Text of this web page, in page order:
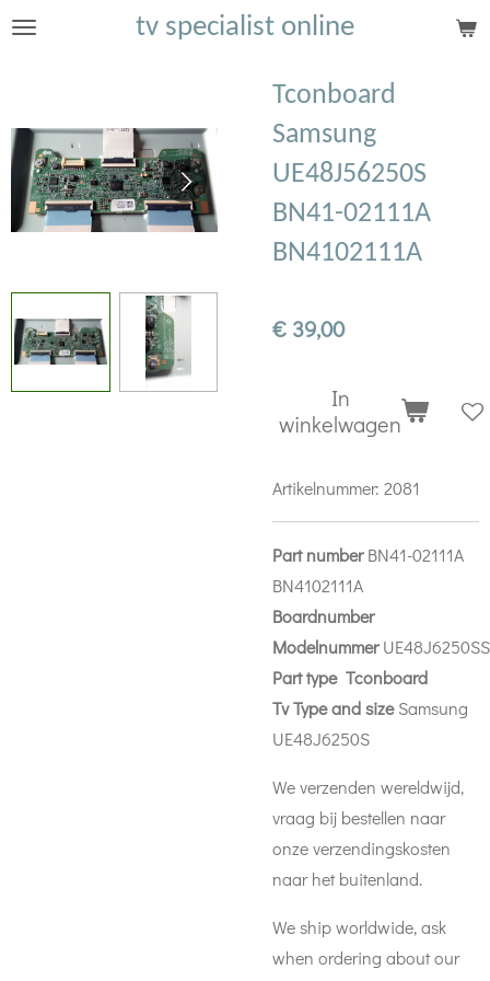
Ga
hoofdinhoud
tv specialist online
Tconboard
Samsung
UE48J56250S
BN41-02111A
BN4102111A
€ 39,00
In
winkelwagen
Artikelnummer: 2081
Part numberBN41-02111A
BN4102111A
Boardnumber
ModelnummerUE48J6250SS
Parttype Tconboard
Tv Type and sizeSamsung
UE48J6250S
We verzenden wereldwijd,
vraag bij bestellen naar
onze verzendingskosten
naar het buitenland.
We ship worldwide, ask
when ordering about our